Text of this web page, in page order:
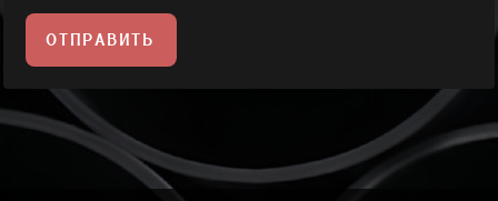
ОТПРАВИТЬ